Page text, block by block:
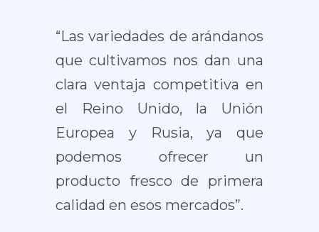
“Las variedades de arándanos
que cultivamos nos dan una
clara ventaja competitiva en
el Reino Unido, la Unión
Europea y Rusia, ya que
podemos ofrecer un
producto fresco de primera
calidad en esos mercados”.